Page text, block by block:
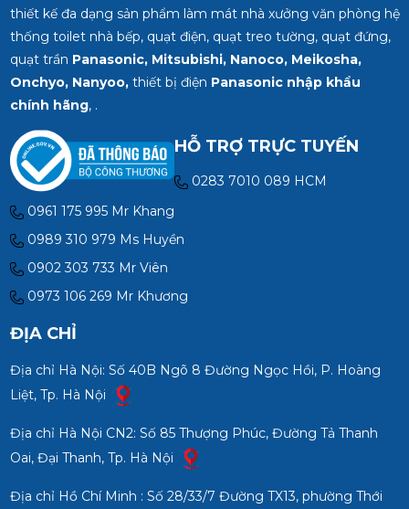
thiết kế đa dạng sản phẩm làm mát nhà xưởng văn phòng hệ
thống toilet nhà bếp, quạt điện, quạt treo tường, quạt đứng,
quạt trần Panasonic, Mitsubishi, Nanoco, Meikosha,
Onchyo, Nanyoo,thiết bị điện Panasonic nhập khẩu
chính hãng, .
HỖ TRỢ TRỰC TUYẾN
0283 7010 089 HCM
0961 175 995 Mr Khang
0989 310 979 Ms Huyền
0902 303 733 Mr Viên
0973 106 269 Mr Khương
ĐỊA CHỈ
Địa chỉ Hà Nội: Số 40B Ngõ 8 Đường Ngọc Hồi, P. Hoàng
Liệt, Tp. Hà Nội
Địa chỉ Hà Nội CN2: Số 85 Thượng Phúc, Đường Tả Thanh
Oai, Đại Thanh, Tp. Hà Nội
Địa chỉ Hồ Chí Minh : Số 28/33/7 Đường TX13, phường Thới